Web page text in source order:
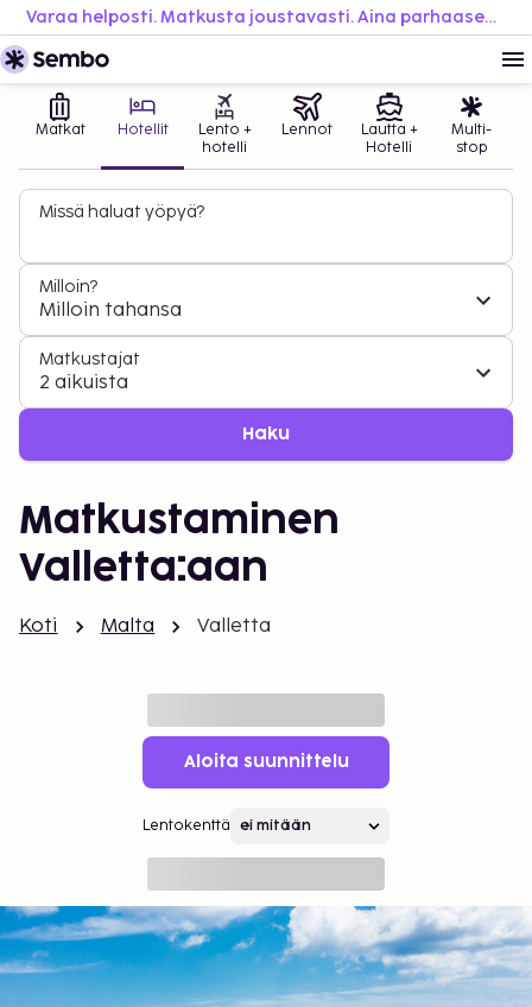
Varaa helposti. Matkusta joustavasti. Aina parhaaseen hintaan.
Matkat Hotellit
Lento +
hotelli
Lennot
Lautta +
Hotelli
Multi-
stop
Missä haluat yöpyä?
Milloin?
Milloin tahansa
Matkustajat
2 aikuista
Haku
Matkustaminen
Valletta:aan
Koti Malta Valletta
Aloita suunnittelu
Lentokenttä